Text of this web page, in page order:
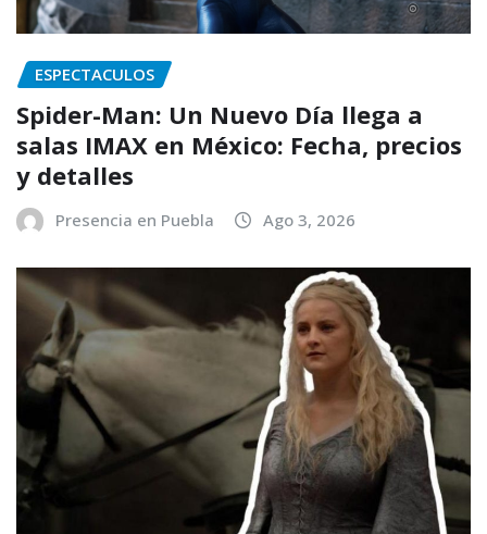
ESPECTACULOS
Spider-Man: Un Nuevo Día llega a
salas IMAX en México: Fecha, precios
y detalles
Presencia en Puebla Ago 3, 2026